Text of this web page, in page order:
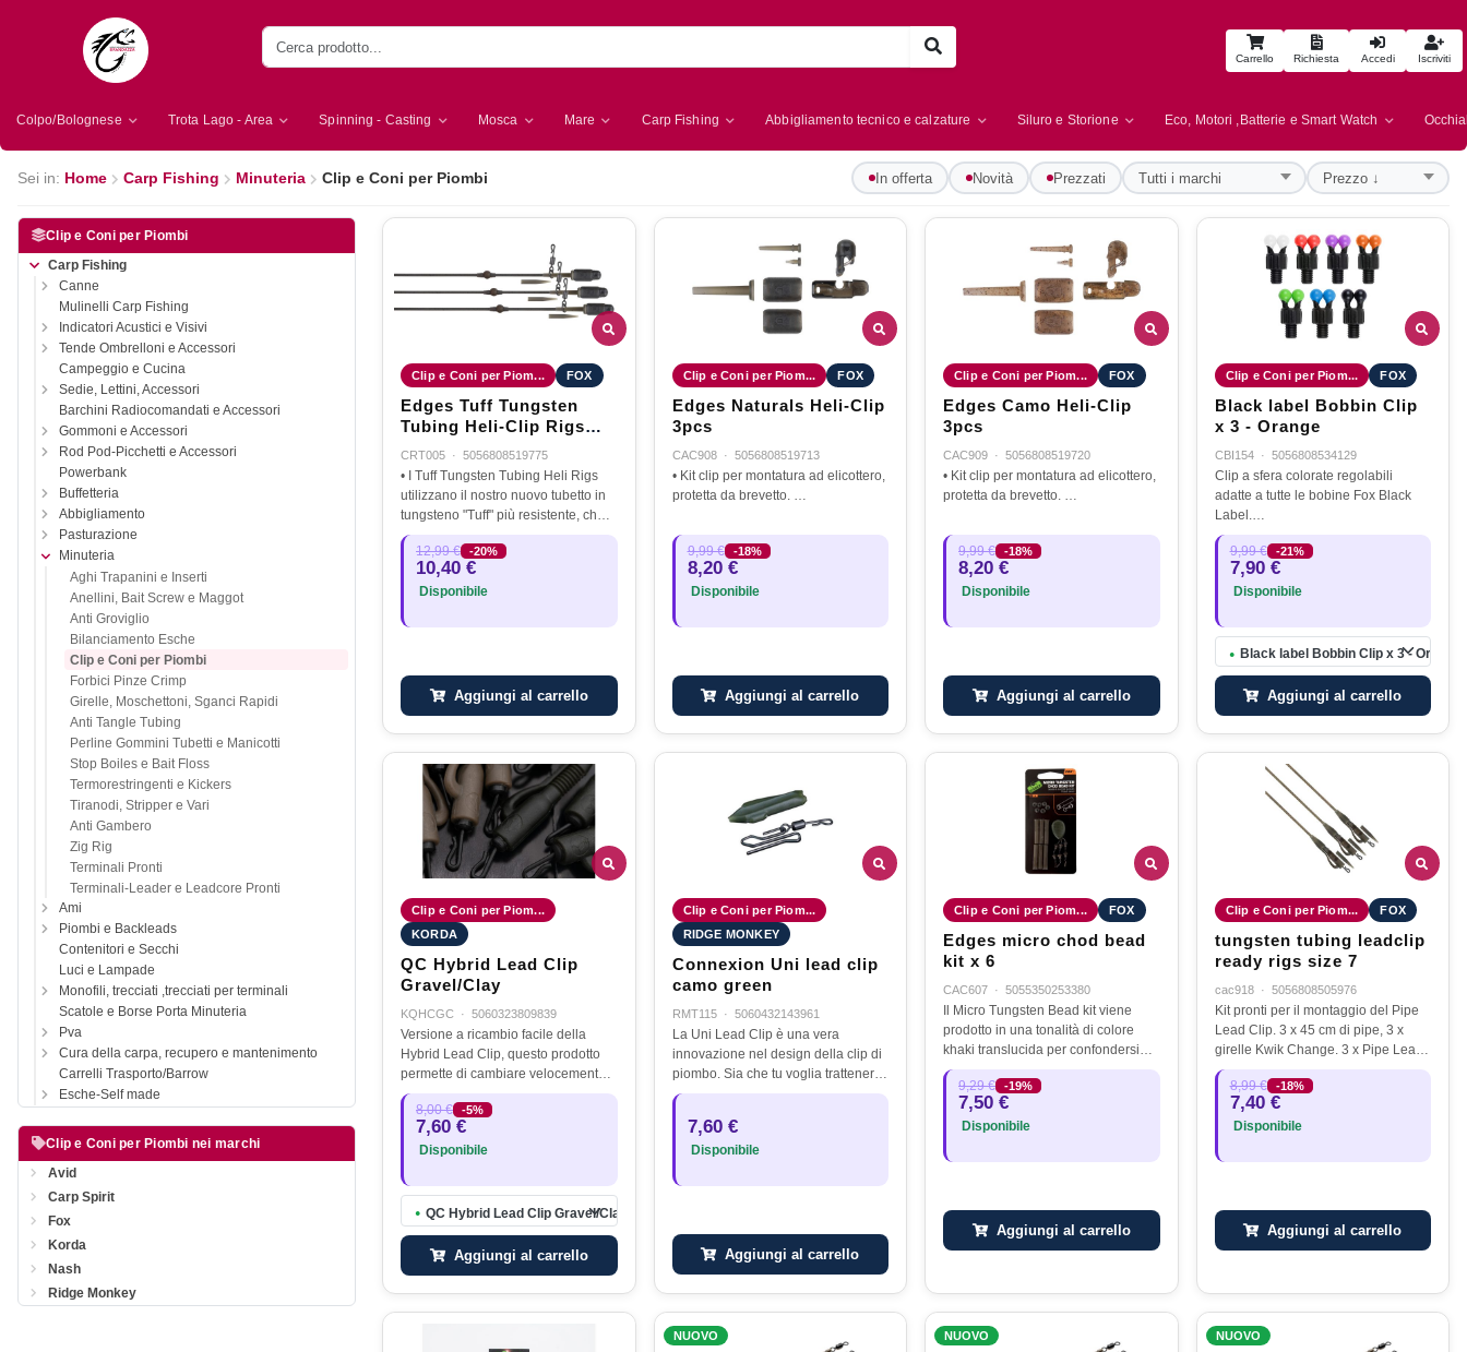
Carrello Richiesta Accedi Iscriviti
Colpo/Bolognese Trota Lago - Area Spinning - Casting Mosca Mare Carp Fishing Abbigliamento tecnico e calzature Siluro e Storione Eco, Motori ,Batterie e Smart Watch
Sei in: Home Carp Fishing Minuteria Clip e Coni per Piombi In offerta Novità Prezzati
Clip e Coni per Piombi
Carp Fishing
Canne
Mulinelli Carp Fishing
Indicatori Acustici e Visivi
Tende Ombrelloni e Accessori
Campeggio e Cucina
Sedie, Lettini, Accessori
Barchini Radiocomandati e Accessori
Gommoni e Accessori
Rod Pod-Picchetti e Accessori
Powerbank
Buffetteria
Abbigliamento
Pasturazione
Minuteria
Aghi Trapanini e Inserti
Anellini, Bait Screw e Maggot
Anti Groviglio
Bilanciamento Esche
Clip e Coni per Piombi
Forbici Pinze Crimp
Girelle, Moschettoni, Sganci Rapidi
Anti Tangle Tubing
Perline Gommini Tubetti e Manicotti
Stop Boiles e Bait Floss
Termorestringenti e Kickers
Tiranodi, Stripper e Vari
Anti Gambero
Zig Rig
Terminali Pronti
Terminali-Leader e Leadcore Pronti
Ami
Piombi e Backleads
Contenitori e Secchi
Luci e Lampade
Monofili, trecciati ,trecciati per terminali
Scatole e Borse Porta Minuteria
Pva
Cura della carpa, recupero e mantenimento
Carrelli Trasporto/Barrow
Esche-Self made
Clip e Coni per Piombi nei marchi
Avid
Carp Spirit
Fox
Korda
Nash
Ridge Monkey
Clip e Coni per Piom... FOX
Edges Tuff Tungsten
Tubing Heli-Clip Rigs
3pcs
CRT005 · 5056808519775
• I Tuff Tungsten Tubing Heli Rigs
utilizzano il nostro nuovo tubetto in
tungsteno "Tuff" più resistente, che è
meno attraente per i gamberi
rispetto alle versioni più morbide …
12,99 € -20%
10,40 €
Disponibile
Aggiungi al carrello
Clip e Coni per Piom... FOX
Edges Naturals Heli-Clip
3pcs
CAC908 · 5056808519713
• Kit clip per montatura ad elicottero,
protetta da brevetto. …
9,99 € -18%
8,20 €
Disponibile
Aggiungi al carrello
Clip e Coni per Piom... FOX
Edges Camo Heli-Clip
3pcs
CAC909 · 5056808519720
• Kit clip per montatura ad elicottero,
protetta da brevetto. …
9,99 € -18%
8,20 €
Disponibile
Aggiungi al carrello
Clip e Coni per Piom... FOX
Black label Bobbin Clip
x 3 - Orange
CBI154 · 5056808534129
Clip a sfera colorate regolabili
adatte a tutte le bobine Fox Black
Label.…
9,99 € -21%
7,90 €
Disponibile
● Black label Bobbin Clip x 3 - Orange
Aggiungi al carrello
Clip e Coni per Piom...
KORDA
QC Hybrid Lead Clip
Gravel/Clay
KQHCGC · 5060323809839
Versione a ricambio facile della
Hybrid Lead Clip, questo prodotto
permette di cambiare velocemente e
facilmente l’amo semplicemente
agganciandolo al cappio finale. La
Hybrid Lead Clip QC è stata…
8,00 € -5%
7,60 €
Disponibile
● QC Hybrid Lead Clip Gravel/Clay
Aggiungi al carrello
Clip e Coni per Piom...
RIDGE MONKEY
Connexion Uni lead clip
camo green
RMT115 · 5060432143961
La Uni Lead Clip è una vera
innovazione nel design della clip di
piombo. Sia che tu voglia trattenere
il guinzaglio* o lasciarlo cadere,
fare entrambe le cose…
7,60 €
Disponibile
Aggiungi al carrello
Clip e Coni per Piom... FOX
Edges micro chod bead
kit x 6
CAC607 · 5055350253380
Il Micro Tungsten Bead kit viene
prodotto in una tonalità di colore
khaki translucida per confondersi
sul fondale , e grazie al proprio peso
assicura la massima
mimetizzazione del rig . Disegnato
con…
9,29 € -19%
7,50 €
Disponibile
Aggiungi al carrello
Clip e Coni per Piom... FOX
tungsten tubing leadclip
ready rigs size 7
cac918 · 5056808505976
Kit pronti per il montaggio del Pipe
Lead Clip. 3 x 45 cm di pipe, 3 x
girelle Kwik Change. 3 x Pipe Lead
Clip e 3 x micro manicotti anti-
groviglio. Il Pipe Lead Clip
brevettato afferra e trattiene…
8,99 € -18%
7,40 €
Disponibile
Aggiungi al carrello
NUOVO NUOVO NUOVO